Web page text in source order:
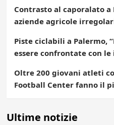
Contrasto al caporalato a
aziende agricole
Piste ciclabili a Palermo,
essere confrontate con
Oltre 200 giovani atleti
Football Center fanno il
Ultime notizie